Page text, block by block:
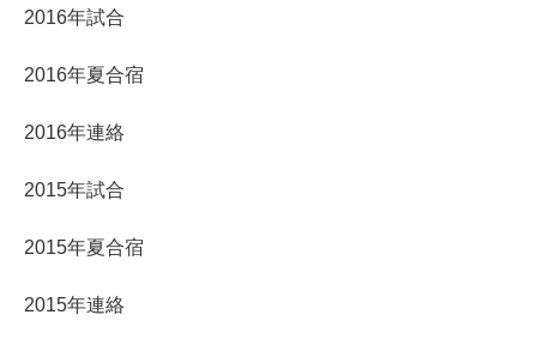
2016年試合
2016年夏合宿
2016年連絡
2015年試合
2015年夏合宿
2015年連絡